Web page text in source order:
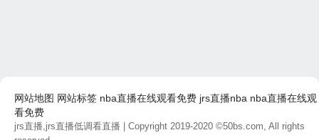
网站地图 网站标签 nba直播在线观看免费 jrs直播nba nba直播在线观
看免费
jrs直播,jrs直播低调看直播 | Copyright 2019-2020 ©50bs.com, All rights